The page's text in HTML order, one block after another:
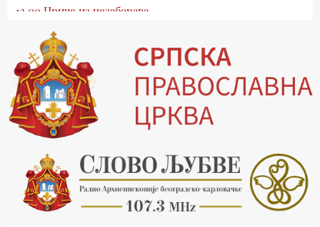
13.00 Приче из незаборава
13.30 Храм културе
14.00 Питања и одговори
15.03 Беседа Патријарха Порфирија
15.15 Молитве
15.30 Манастири на Косову и Метохији
16.03 Српска историјска читанка
16.30 Тврђаве Дунава
17.03 Бит – емисија Ненада Гугла